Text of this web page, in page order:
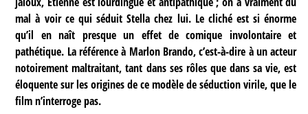
mal à voir ce qui séduit Stella chez lui. Le cliché est si énorme
qu’il en naît presque un effet de comique involontaire et
pathétique. La référence à Marlon Brando, c’est-à-dire à un acteur
notoirement maltraitant, tant dans ses rôles que dans sa vie, est
éloquente sur les origines de ce modèle de séduction virile, que le
film n’interroge pas.